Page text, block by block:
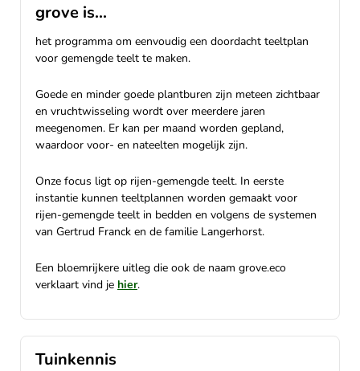
grove is...
het programma om eenvoudig een doordacht teeltplan
voor gemengde teelt te maken.
Goede en minder goede plantburen zijn meteen zichtbaar
en vruchtwisseling wordt over meerdere jaren
meegenomen. Er kan per maand worden gepland,
waardoor voor- en nateelten mogelijk zijn.
Onze focus ligt op rijen-gemengde teelt. In eerste
instantie kunnen teeltplannen worden gemaakt voor
rijen-gemengde teelt in bedden en volgens de systemen
van Gertrud Franck en de familie Langerhorst.
Een bloemrijkere uitleg die ook de naam grove.eco
verklaart vind je hier.
Tuinkennis